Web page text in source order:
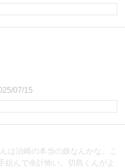
07/15
は治崎の本当の娘なんかな。こ
組んで余計怖い。切島くんがよ